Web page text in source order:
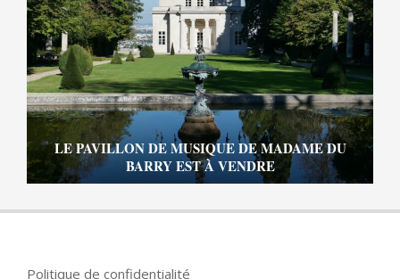
LE PAVILLON DE MUSIQUE DE MADAME DU
BARRY EST À VENDRE
Politique de confidentialité